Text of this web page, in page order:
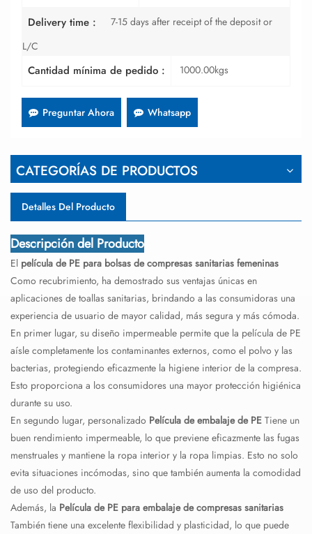
Delivery time :
7-15 days after receipt of the deposit or
L/C
Cantidad mínima de pedido : 1000.00kgs
Preguntar Ahora Whatsapp
CATEGORÍAS DE PRODUCTOS
Detalles Del Producto
Descripción del Producto
El película de PE para bolsas de compresas sanitarias femeninas
Como recubrimiento, ha demostrado sus ventajas únicas en
aplicaciones de toallas sanitarias, brindando a las consumidoras una
experiencia de usuario de mayor calidad, más segura y más cómoda.
En primer lugar, su diseño impermeable permite que la película de PE
aísle completamente los contaminantes externos, como el polvo y las
bacterias, protegiendo eficazmente la higiene interior de la compresa.
Esto proporciona a los consumidores una mayor protección higiénica
durante su uso.
En segundo lugar, personalizado Película de embalaje de PE Tiene un
buen rendimiento impermeable, lo que previene eficazmente las fugas
menstruales y mantiene la ropa interior y la ropa limpias. Esto no solo
evita situaciones incómodas, sino que también aumenta la comodidad
de uso del producto.
Además, la Película de PE para embalaje de compresas sanitarias
También tiene una excelente flexibilidad y plasticidad, lo que puede